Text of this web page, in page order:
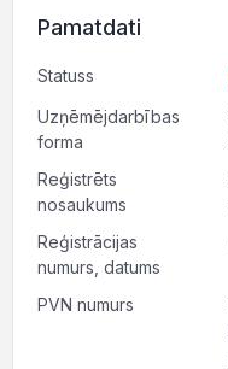
Pamatdati
Statuss
Uzņēmējdarbības
forma
Reģistrēts
nosaukums
Reģistrācijas
numurs, datums
PVN numurs